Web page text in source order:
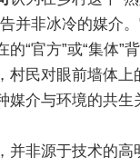
并非冰冷的媒介
“官方”或“集体”
村民对眼前墙体上
媒介与环境的共生
并非源于技术的高